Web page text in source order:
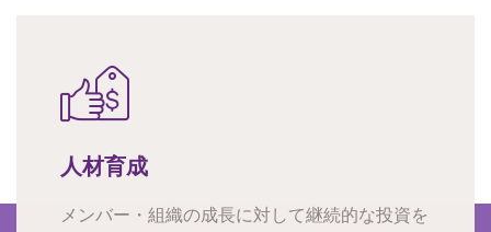
人材育成
メンバー・組織の成長に対して継続的な投資を